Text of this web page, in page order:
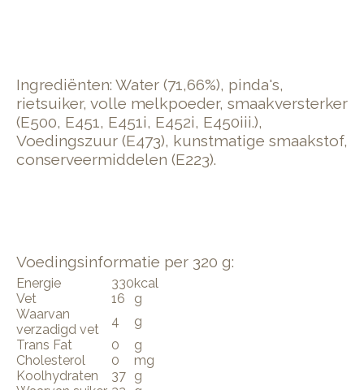
Ingrediënten: Water (71,66%), pinda's,
rietsuiker, volle melkpoeder, smaakversterker
(E500, E451, E451i, E452i, E450iii.),
Voedingszuur (E473), kunstmatige smaakstof,
conserveermiddelen (E223).
Voedingsinformatie per 320 g:
Energie 330kcal
Vet
16
g
Waarvan
verzadigd vet
4
g
Trans Fat
0
g
Cholesterol
0
mg
Koolhydraten
37 g